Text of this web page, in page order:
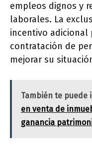
empleos dignos y
laborales. La
incentivo adicional
contratación de
mejorar su
También te puede
en venta de
ganancia